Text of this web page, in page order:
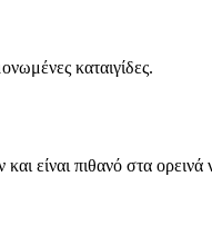
καταιγίδες.
είναι πιθανό στα